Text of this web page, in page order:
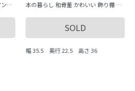
テ
本の暮らし 和骨董 かわいい 飾り棚 ア
SOLD
幅 35.5 奥行 22.5 高さ 36